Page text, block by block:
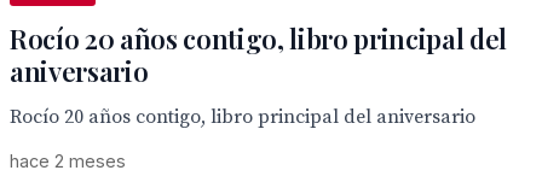
Rocío 20 años contigo, libro principal del
aniversario
Rocío 20 años contigo, libro principal del aniversario
hace 2 meses